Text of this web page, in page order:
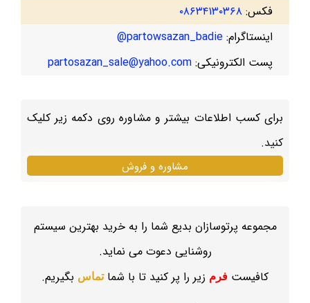
فکس: ۰۸۶۳۴۱۳۰۳۶۸
اینستاگرام: partowsazan_badie@
پست الکترونیکی: partosazan_sale@yahoo.com
برای کسب اطلاعات بیشتر و مشاوره روی دکمه زیر کلیک
کنید.
مشاوره و فروش
مجموعه پرتوسازان بدیع شما را به خرید بهترین سیستم
روشنایی دعوت می نماید.
کافیست فرم زیر را پر کنید تا با شماتماس بگیریم.